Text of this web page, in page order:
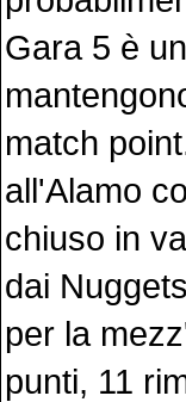
Gara 5 è
match
all'Alamo
chiuso in
dai
per la
punti, 11